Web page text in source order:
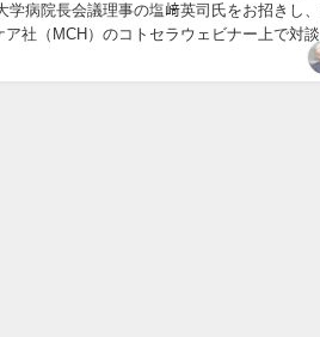
学病院長会議理事の塩﨑英司氏をお招きし
社（MCH）のコトセラウェビナー上で対談
八木一平氏にご協力い...